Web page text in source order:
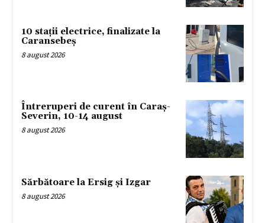
10 stații electrice, finalizate la
Caransebeș
8 august 2026
Întreruperi de curent în Caraș-
Severin, 10-14 august
8 august 2026
Sărbătoare la Ersig și Izgar
8 august 2026